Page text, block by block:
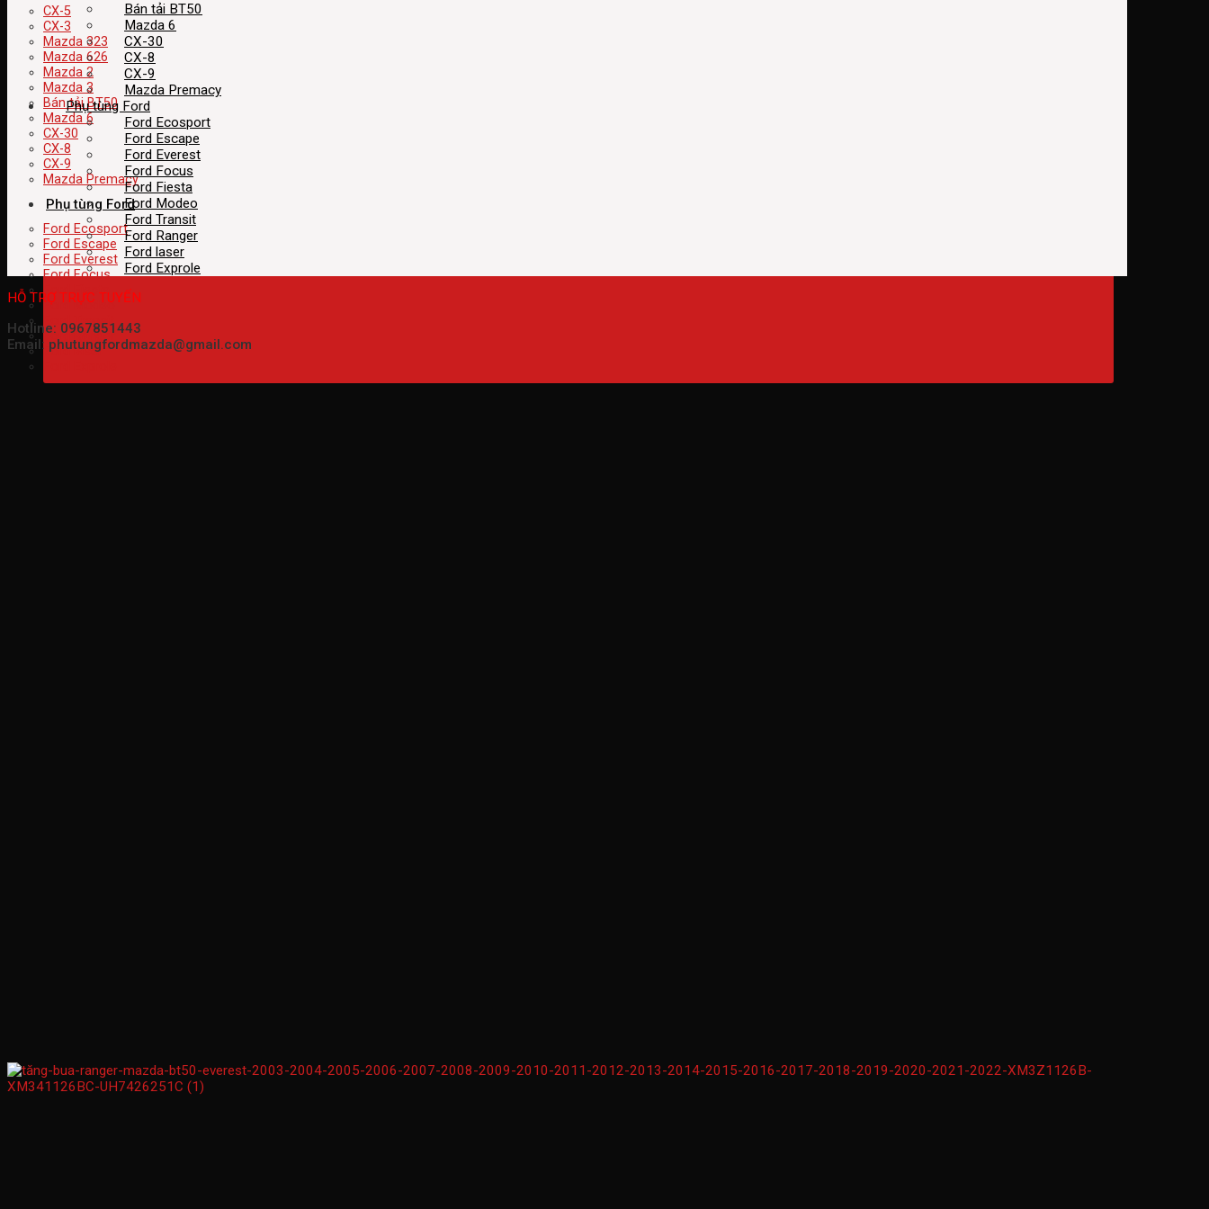
CX-5
CX-3
Mazda 323
Mazda 626
Mazda 2
Mazda 3
Bán tải BT50
Mazda 6
CX-30
CX-8
CX-9
Mazda Premacy
Phụ tùng Ford
Ford Ecosport
Ford Escape
Ford Everest
Ford Focus
Ford Fiesta
Ford Modeo
Ford Transit
Ford Ranger
Ford laser
Bán tải BT50
Mazda 6
CX-30
CX-8
CX-9
Mazda Premacy
Phụ tùng Ford
Ford Ecosport
Ford Escape
Ford Everest
Ford Focus
Ford Fiesta
Ford Modeo
Ford Transit
Ford Ranger
Ford laser
Ford Exprole
HỖ TRỢ TRỰC TUYẾN
Hotline: 0967851443
Email: phutungfordmazda@gmail.com